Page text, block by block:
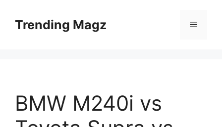
contentTrending Magz Menu
BMW M240i vs